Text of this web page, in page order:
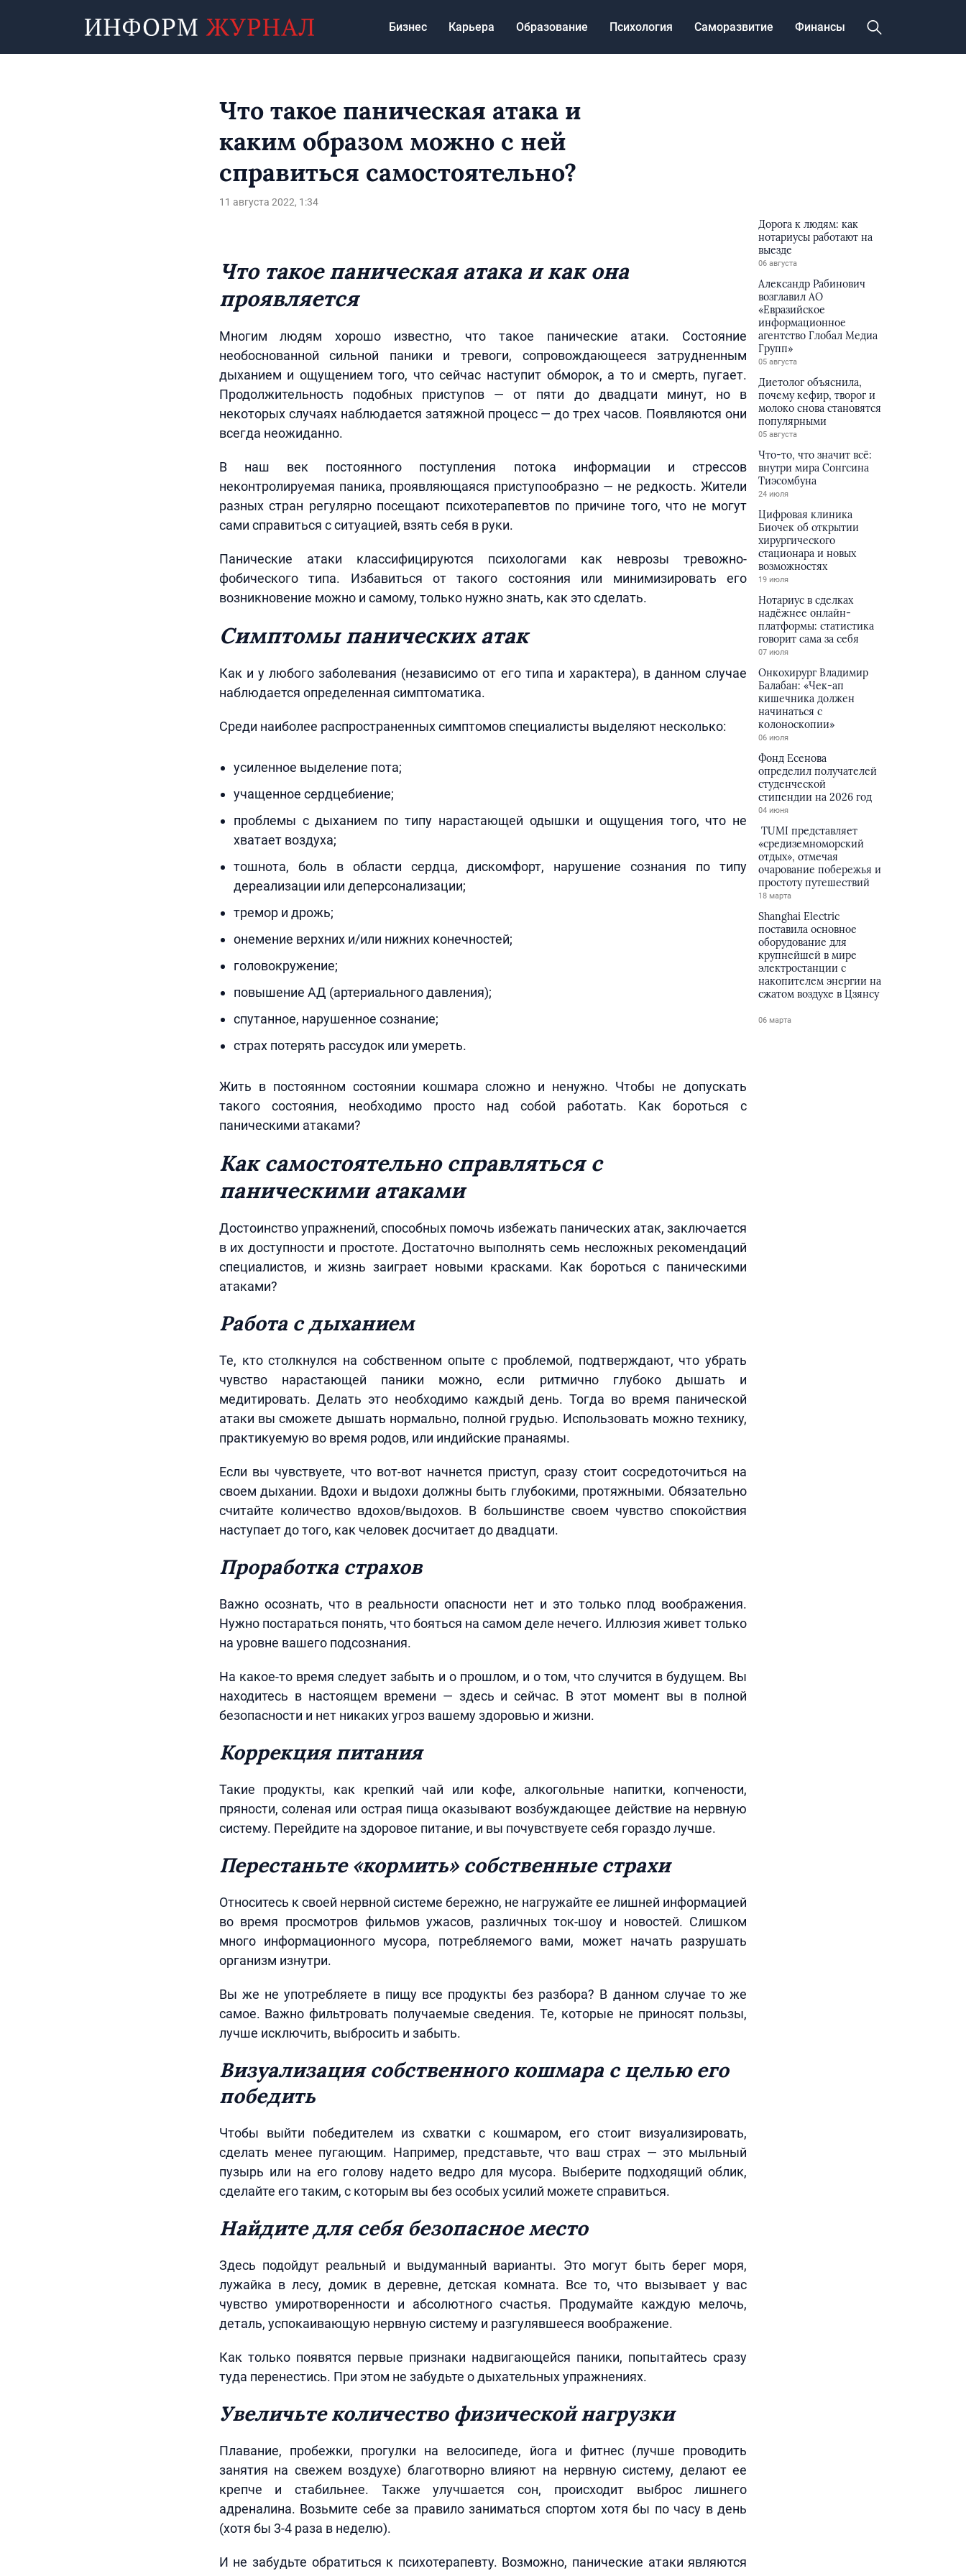
Бизнес Карьера Образование Психология Саморазвитие Финансы
Что такое паническая атака и
каким образом можно с ней
справиться самостоятельно?
11 августа 2022, 1:34
Что такое паническая атака и как она
проявляется
Многим людям хорошо известно, что такое панические атаки. Состояние
необоснованной сильной паники и тревоги, сопровождающееся затрудненным
дыханием и ощущением того, что сейчас наступит обморок, а то и смерть, пугает.
Продолжительность подобных приступов — от пяти до двадцати минут, но в
некоторых случаях наблюдается затяжной процесс — до трех часов. Появляются они
всегда неожиданно.
В наш век постоянного поступления потока информации и стрессов
неконтролируемая паника, проявляющаяся приступообразно — не редкость. Жители
разных стран регулярно посещают психотерапевтов по причине того, что не могут
сами справиться с ситуацией, взять себя в руки.
Панические атаки классифицируются психологами как неврозы тревожно-
фобического типа. Избавиться от такого состояния или минимизировать его
возникновение можно и самому, только нужно знать, как это сделать.
Симптомы панических атак
Как и у любого заболевания (независимо от его типа и характера), в данном случае
наблюдается определенная симптоматика.
Среди наиболее распространенных симптомов специалисты выделяют несколько:
усиленное выделение пота;
учащенное сердцебиение;
проблемы с дыханием по типу нарастающей одышки и ощущения того, что не
хватает воздуха;
тошнота, боль в области сердца, дискомфорт, нарушение сознания по типу
дереализации или деперсонализации;
тремор и дрожь;
онемение верхних и/или нижних конечностей;
головокружение;
повышение АД (артериального давления);
спутанное, нарушенное сознание;
страх потерять рассудок или умереть.
Жить в постоянном состоянии кошмара сложно и ненужно. Чтобы не допускать
такого состояния, необходимо просто над собой работать. Как бороться с
паническими атаками?
Как самостоятельно справляться с
паническими атаками
Достоинство упражнений, способных помочь избежать панических атак, заключается
в их доступности и простоте. Достаточно выполнять семь несложных рекомендаций
специалистов, и жизнь заиграет новыми красками. Как бороться с паническими
атаками?
Работа с дыханием
Те, кто столкнулся на собственном опыте с проблемой, подтверждают, что убрать
чувство нарастающей паники можно, если ритмично глубоко дышать и
медитировать. Делать это необходимо каждый день. Тогда во время панической
атаки вы сможете дышать нормально, полной грудью. Использовать можно технику,
практикуемую во время родов, или индийские пранаямы.
Если вы чувствуете, что вот-вот начнется приступ, сразу стоит сосредоточиться на
своем дыхании. Вдохи и выдохи должны быть глубокими, протяжными. Обязательно
считайте количество вдохов/выдохов. В большинстве своем чувство спокойствия
наступает до того, как человек досчитает до двадцати.
Проработка страхов
Важно осознать, что в реальности опасности нет и это только плод воображения.
Нужно постараться понять, что бояться на самом деле нечего. Иллюзия живет только
на уровне вашего подсознания.
На какое-то время следует забыть и о прошлом, и о том, что случится в будущем. Вы
находитесь в настоящем времени — здесь и сейчас. В этот момент вы в полной
безопасности и нет никаких угроз вашему здоровью и жизни.
Коррекция питания
Такие продукты, как крепкий чай или кофе, алкогольные напитки, копчености,
пряности, соленая или острая пища оказывают возбуждающее действие на нервную
систему. Перейдите на здоровое питание, и вы почувствуете себя гораздо лучше.
Перестаньте «кормить» собственные страхи
Относитесь к своей нервной системе бережно, не нагружайте ее лишней информацией
во время просмотров фильмов ужасов, различных ток-шоу и новостей. Слишком
много информационного мусора, потребляемого вами, может начать разрушать
организм изнутри.
Вы же не употребляете в пищу все продукты без разбора? В данном случае то же
самое. Важно фильтровать получаемые сведения. Те, которые не приносят пользы,
лучше исключить, выбросить и забыть.
Визуализация собственного кошмара с целью его
победить
Чтобы выйти победителем из схватки с кошмаром, его стоит визуализировать,
сделать менее пугающим. Например, представьте, что ваш страх — это мыльный
пузырь или на его голову надето ведро для мусора. Выберите подходящий облик,
сделайте его таким, с которым вы без особых усилий можете справиться.
Найдите для себя безопасное место
Здесь подойдут реальный и выдуманный варианты. Это могут быть берег моря,
лужайка в лесу, домик в деревне, детская комната. Все то, что вызывает у вас
чувство умиротворенности и абсолютного счастья. Продумайте каждую мелочь,
деталь, успокаивающую нервную систему и разгулявшееся воображение.
Как только появятся первые признаки надвигающейся паники, попытайтесь сразу
туда перенестись. При этом не забудьте о дыхательных упражнениях.
Увеличьте количество физической нагрузки
Плавание, пробежки, прогулки на велосипеде, йога и фитнес (лучше проводить
занятия на свежем воздухе) благотворно влияют на нервную систему, делают ее
крепче и стабильнее. Также улучшается сон, происходит выброс лишнего
адреналина. Возьмите себе за правило заниматься спортом хотя бы по часу в день
(хотя бы 3-4 раза в неделю).
И не забудьте обратиться к психотерапевту. Возможно, панические атаки являются
Дорога к людям: как
нотариусы работают на
выезде
06 августа
Александр Рабинович
возглавил АО
«Евразийское
информационное
агентство Глобал Медиа
Групп»
05 августа
Диетолог объяснила,
почему кефир, творог и
молоко снова становятся
популярными
05 августа
Что-то, что значит всё:
внутри мира Сонгсина
Тиэсомбуна
24 июля
Цифровая клиника
Биочек об открытии
хирургического
стационара и новых
возможностях
19 июля
Нотариус в сделках
надёжнее онлайн-
платформы: статистика
говорит сама за себя
07 июля
Онкохирург Владимир
Балабан: «Чек-ап
кишечника должен
начинаться с
колоноскопии»
06 июля
Фонд Есенова
определил получателей
студенческой
стипендии на 2026 год
04 июня
TUMI представляет
«средиземноморский
отдых», отмечая
очарование побережья и
простоту путешествий
18 марта
Shanghai Electric
поставила основное
оборудование для
крупнейшей в мире
электростанции с
накопителем энергии на
сжатом воздухе в Цзянсу
06 марта